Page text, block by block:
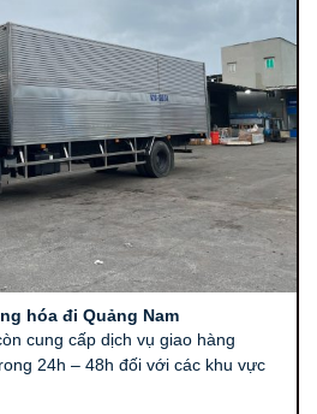
hóa đi Quảng Nam
cung cấp dịch vụ giao hàng
24h – 48h đối với các khu vực